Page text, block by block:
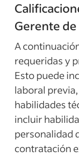
Gerente
A
requeridas y
Esto puede
laboral
habilidades
incluir
personalidad
contratación